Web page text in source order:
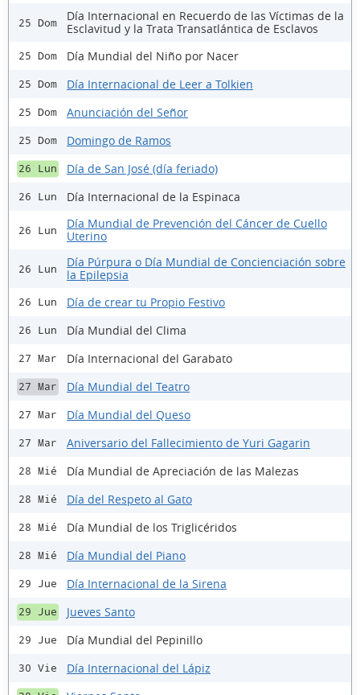
25 Dom
Día Internacional en Recuerdo de las Víctimas de la
Esclavitud y la Trata Transatlántica de Esclavos
25 Dom Día Mundial del Niño por Nacer
25 Dom Día Internacional de Leer a Tolkien
25 Dom Anunciación del Señor
25 Dom Domingo de Ramos
26 Lun Día de San José (día feriado)
26 Lun Día Internacional de la Espinaca
26 Lun
Día Mundial de Prevención del Cáncer de Cuello
Uterino
26 Lun
Día Púrpura o Día Mundial de Concienciación sobre
la Epilepsia
26 Lun Día de crear tu Propio Festivo
26 Lun Día Mundial del Clima
27 Mar Día Internacional del Garabato
27 Mar Día Mundial del Teatro
27 Mar Día Mundial del Queso
27 Mar Aniversario del Fallecimiento de Yuri Gagarin
28 Mié Día Mundial de Apreciación de las Malezas
28 Mié Día del Respeto al Gato
28 Mié Día Mundial de los Triglicéridos
28 Mié Día Mundial del Piano
29 Jue Día Internacional de la Sirena
29 Jue Jueves Santo
29 Jue Día Mundial del Pepinillo
30 Vie Día Internacional del Lápiz